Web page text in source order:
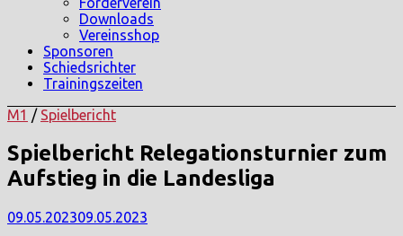
menu
Downloads
Vereinsshop
Sponsoren
Schiedsrichter
Trainingszeiten
M1 / Spielbericht
Spielbericht Relegationsturnier zum
Aufstieg in die Landesliga
09.05.202309.05.2023